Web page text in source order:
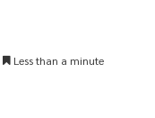
Less than a minute